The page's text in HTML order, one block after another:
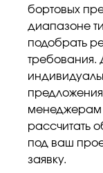
бортовых
диапазоне
подобрать
требования.
менеджерам
рассчитать
под ваш
заявку.